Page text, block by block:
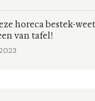
horeca bestek-
van tafel!